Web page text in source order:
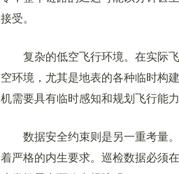
接受。
复杂的低空飞行环境。在实际飞
空环境，尤其是地表的各种临时构
机需要具有临时感知和规划飞行能
数据安全约束则是另一重考量。
着严格的内生要求。巡检数据必须